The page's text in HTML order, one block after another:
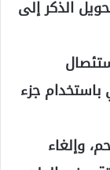
الذكر إلى
جزء
وإلغاء